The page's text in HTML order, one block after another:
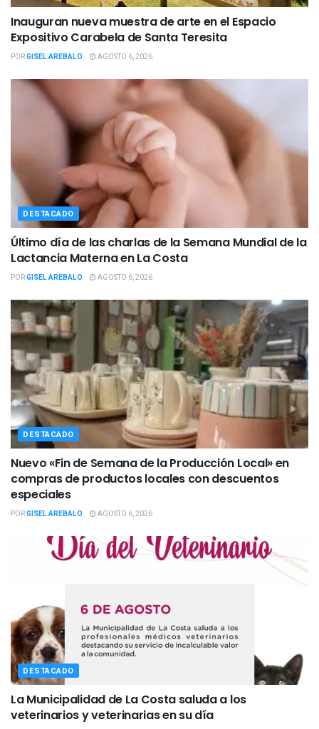
Inauguran nueva muestra de arte en el Espacio
Expositivo Carabela de Santa Teresita
PORGISEL AREBALO AGOSTO 6, 2026
DESTACADO
Último día de las charlas de la Semana Mundial de la
Lactancia Materna en La Costa
PORGISEL AREBALO AGOSTO 6, 2026
DESTACADO
Nuevo «Fin de Semana de la Producción Local» en
compras de productos locales con descuentos
especiales
PORGISEL AREBALO AGOSTO 6, 2026
DESTACADO
La Municipalidad de La Costa saluda a los
veterinarios y veterinarias en su día